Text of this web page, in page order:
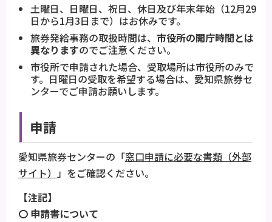
土曜日、日曜日、祝日、休日及び年末年始（12月29
日から1月3日まで）はお休みです。
旅券発給事務の取扱時間は、 市役所の開庁時間とは
異なりますのでご注意ください。
市役所で申請された場合、受取場所は市役所のみで
す。日曜日の受取を希望する場合は、愛知県旅券セ
ンターでご申請お願いします。
申請
愛知県旅券センターの「窓口申請に必要な書類（外部
サイト）
」をご確認ください。
【注記】
〇 申請書について